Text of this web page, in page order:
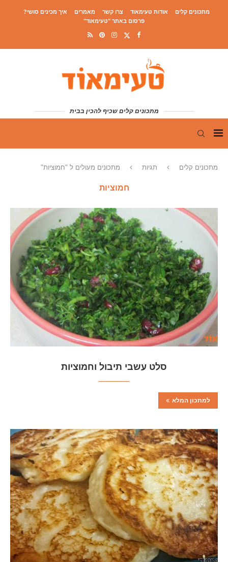
מתכונים קלים אודות טעימאוד צרו קשר מאמרים
איך מכינים סושי?
פרסום באתר "טעימאוד"
מתכונים קלים שכיף להכין בבית
מתכונים קלים תגיות מתכונים מעולים ל "חמוציות"
חמוציות
סלט עשבי תיבול וחמוציות
למתכון המלא